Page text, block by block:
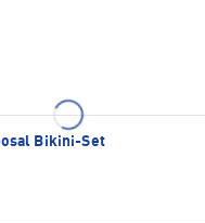
Bikini-Set